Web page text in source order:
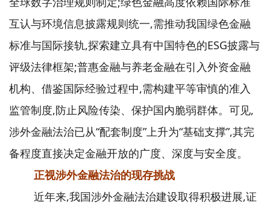
互认与环境信息披露规则统一,需推动我国绿色金融
标准与国际接轨,探索建立具有中国特色的ESG披露与
评级法律框架;普惠金融与养老金融在引入外资金融
机构、借鉴国际经验过程中,需构建平等审慎的准入
监管制度,防止风险传染、保护国内脆弱群体。可见,
涉外金融法治已从“配套制度”上升为“基础支撑”,其完
备程度直接决定金融开放的广度、深度与安全度。
正视涉外金融法治的现存挑战
近年来,我国涉外金融法治建设取得积极进展,证